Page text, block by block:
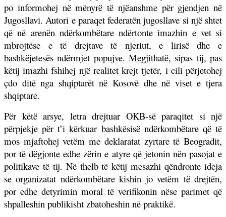
po informohej në mënyrë të njëanshme për gjendjen në
Jugosllavi. Autori e paraqet federatën jugosllave si një shtet
që në arenën ndërkombëtare ndërtonte imazhin e vet si
mbrojtëse e të drejtave të njeriut, e lirisë dhe e
bashkëjetesës ndërmjet popujve. Megjithatë, sipas tij, pas
këtij imazhi fshihej një realitet krejt tjetër, i cili përjetohej
çdo ditë nga shqiptarët në Kosovë dhe në viset e tjera
shqiptare.
Për këtë arsye, letra drejtuar OKB-së paraqitet si një
përpjekje për t’i kërkuar bashkësisë ndërkombëtare që të
mos mjaftohej vetëm me deklaratat zyrtare të Beogradit,
por të dëgjonte edhe zërin e atyre që jetonin nën pasojat e
politikave të tij. Në thelb të këtij mesazhi qëndronte ideja
se organizatat ndërkombëtare kishin jo vetëm të drejtën,
por edhe detyrimin moral të verifikonin nëse parimet që
shpalleshin publikisht zbatoheshin në praktikë.